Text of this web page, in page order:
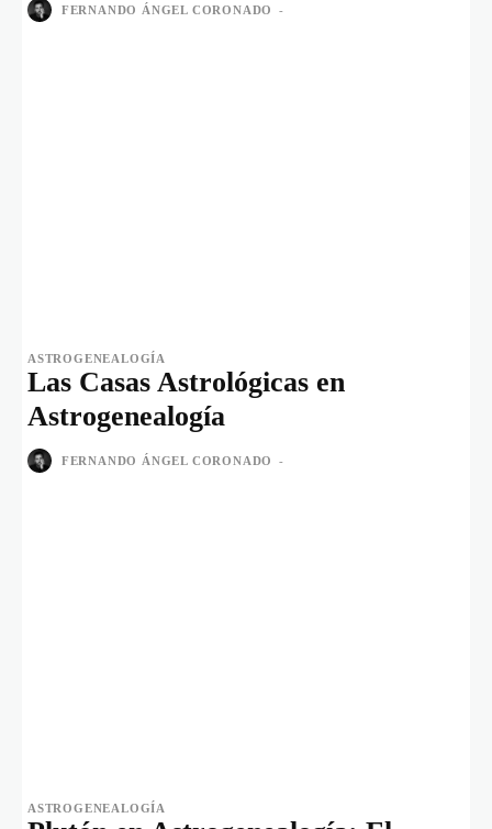
FERNANDO ÁNGEL CORONADO -
ASTROGENEALOGÍA
Las Casas Astrológicas en
Astrogenealogía
FERNANDO ÁNGEL CORONADO -
ASTROGENEALOGÍA